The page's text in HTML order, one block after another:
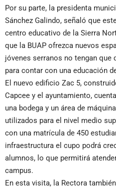
Por su parte, la presidenta
Sánchez Galindo, señaló que
centro educativo de la Sierra
que la BUAP ofrezca nuevos
jóvenes serranos no tengan que
para contar con una educación
El nuevo edificio Zac 5,
Capcee y el ayuntamiento,
una bodega y un área de
utilizados para el nivel medio
con una matrícula de 450
infraestructura el cupo podrá
alumnos, lo que permitirá
campus.
En esta visita, la Rectora